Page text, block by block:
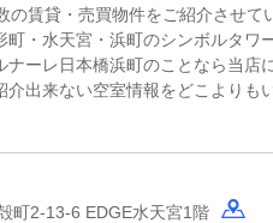
の賃貸・売買物件をご紹介させて
町・水天宮・浜町のシンボルタワ
ナーレ日本橋浜町のことなら当店
介出来ない空室情報をどこよりも
町2-13-6 EDGE水天宮1階